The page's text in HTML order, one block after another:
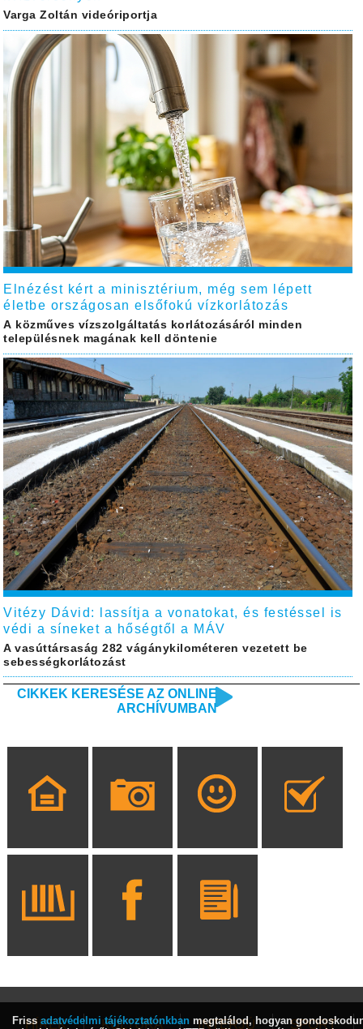
Varga Zoltán videóriportja
Elnézést kért a minisztérium, még sem lépett
életbe országosan elsőfokú vízkorlátozás
A közműves vízszolgáltatás korlátozásáról minden
településnek magának kell döntenie
Vitézy Dávid: lassítja a vonatokat, és festéssel is
védi a síneket a hőségtől a MÁV
A vasúttársaság 282 vágánykilométeren vezetett be
sebességkorlátozást
CIKKEK KERESÉSE AZ ONLINE
ARCHÍVUMBAN
HÍREK KULTÚRA INTERJÚ SPORT
Friss adatvédelmi tájékoztatónkban megtalálod, hogyan